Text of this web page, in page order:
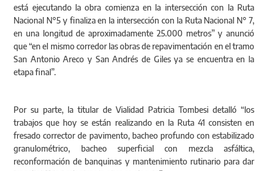
está ejecutando la obra comienza en la intersección con la Ruta
Nacional N°5 y finaliza en la intersección con la Ruta Nacional N° 7,
en una longitud de aproximadamente 25.000 metros” y anunció
que “en el mismo corredor las obras de repavimentación en el tramo
San Antonio Areco y San Andrés de Giles ya se encuentra en la
etapa final”.
Por su parte, la titular de Vialidad Patricia Tombesi detalló “los
trabajos que hoy se están realizando en la Ruta 41 consisten en
fresado corrector de pavimento, bacheo profundo con estabilizado
granulométrico, bacheo superficial con mezcla asfáltica,
reconformación de banquinas y mantenimiento rutinario para dar